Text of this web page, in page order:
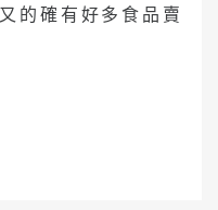
的確有好多食品賣